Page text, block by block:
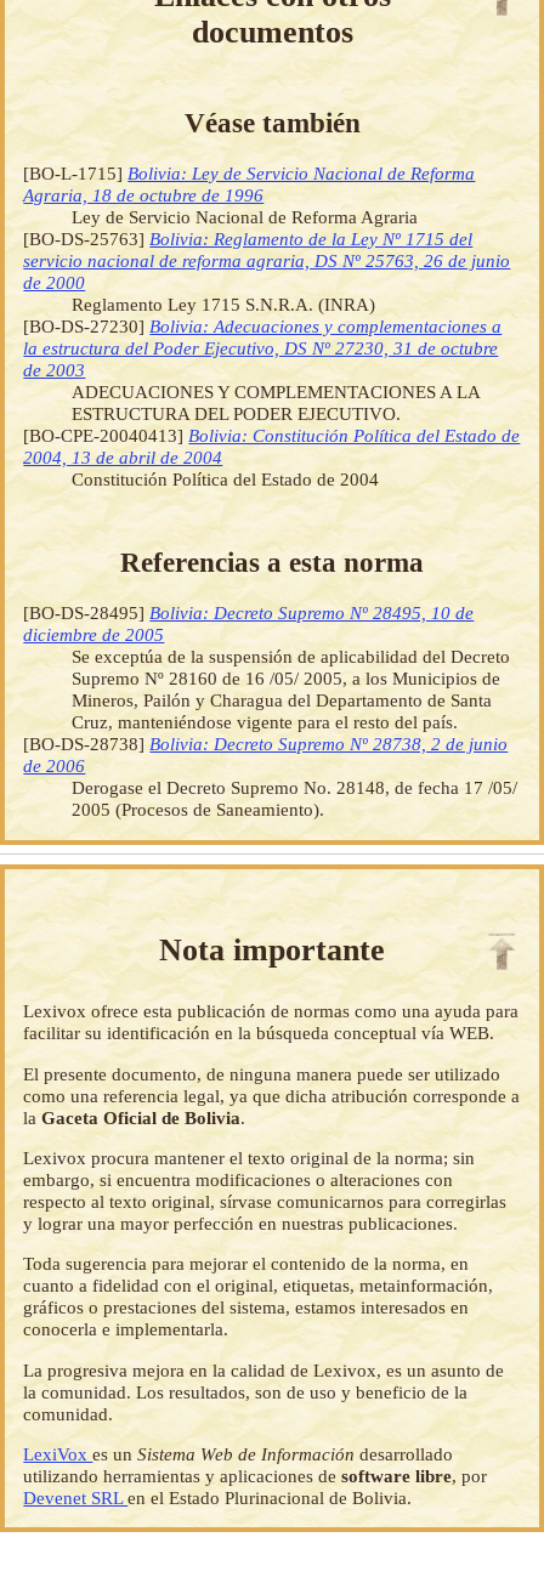
documentos
Véase también
[BO-L-1715] Bolivia: Ley de Servicio Nacional de Reforma
Agraria, 18 de octubre de 1996
Ley de Servicio Nacional de Reforma Agraria
[BO-DS-25763] Bolivia: Reglamento de la Ley Nº 1715 del
servicio nacional de reforma agraria, DS Nº 25763, 26 de junio
de 2000
Reglamento Ley 1715 S.N.R.A. (INRA)
[BO-DS-27230] Bolivia: Adecuaciones y complementaciones a
la estructura del Poder Ejecutivo, DS Nº 27230, 31 de octubre
de 2003
ADECUACIONES Y COMPLEMENTACIONES A LA
ESTRUCTURA DEL PODER EJECUTIVO.
[BO-CPE-20040413] Bolivia: Constitución Política del Estado de
2004, 13 de abril de 2004
Constitución Política del Estado de 2004
Referencias a esta norma
[BO-DS-28495] Bolivia: Decreto Supremo Nº 28495, 10 de
diciembre de 2005
Se exceptúa de la suspensión de aplicabilidad del Decreto
Supremo Nº 28160 de 16 /05/ 2005, a los Municipios de
Mineros, Pailón y Charagua del Departamento de Santa
Cruz, manteniéndose vigente para el resto del país.
[BO-DS-28738] Bolivia: Decreto Supremo Nº 28738, 2 de junio
de 2006
Derogase el Decreto Supremo No. 28148, de fecha 17 /05/
2005 (Procesos de Saneamiento).
Nota importante
Lexivox ofrece esta publicación de normas como una ayuda para
facilitar su identificación en la búsqueda conceptual vía WEB.
El presente documento, de ninguna manera puede ser utilizado
como una referencia legal, ya que dicha atribución corresponde a
laGaceta Oficial de Bolivia.
Lexivox procura mantener el texto original de la norma; sin
embargo, si encuentra modificaciones o alteraciones con
respecto al texto original, sírvase comunicarnos para corregirlas
y lograr una mayor perfección en nuestras publicaciones.
Toda sugerencia para mejorar el contenido de la norma, en
cuanto a fidelidad con el original, etiquetas, metainformación,
gráficos o prestaciones del sistema, estamos interesados en
conocerla e implementarla.
La progresiva mejora en la calidad de Lexivox, es un asunto de
la comunidad. Los resultados, son de uso y beneficio de la
comunidad.
LexiVoxes unSistema Web de Información desarrollado
utilizando herramientas y aplicaciones desoftware libre, por
Devenet SRLen el Estado Plurinacional de Bolivia.